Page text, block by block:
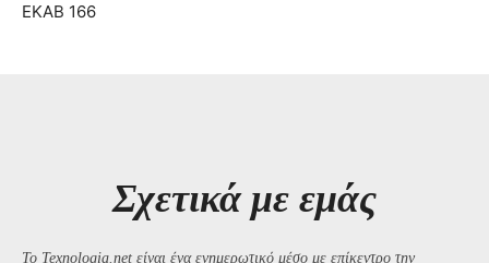
ΕΚΑΒ 166
Σχετικά με εμάς
Το Texnologia.net είναι ένα ενημερωτικό μέσο με επίκεντρο την